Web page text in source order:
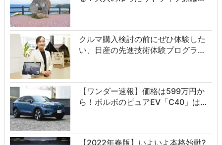
クルマ購入検討の前にぜひ体験した
い、日産の先進技術体験プログラ…
【ワンダー速報】価格は599万円か
ら！ボルボのピュアEV「C40」は…
【2022年春版】いよいよ本格始動?